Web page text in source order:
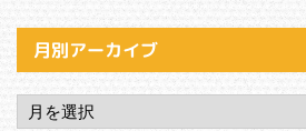
月別アーカイブ